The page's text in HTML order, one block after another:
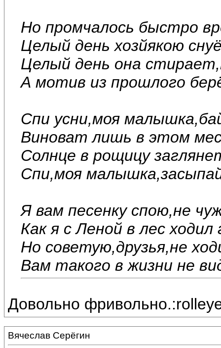
Но промчалось быстро
Целый день хозйякою
Целый день она
А мотив из прошлого
Спи усни,моя
Виноват лишь в этом
Солнце в рощицу
Спи,моя
Я вам песенку спою,не
Как я с Леной в лес ходил
Но советую,друзья,не
Вам такого в жизни не
Довольно
Вячеслав Серёгин